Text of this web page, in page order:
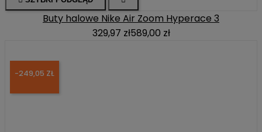
Buty halowe Nike Air Zoom Hyperace 3
329,97 zł589,00 zł
-249,05 ZŁ